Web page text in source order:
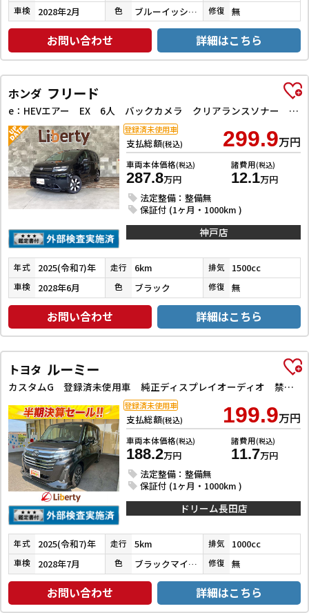
車検 2028年2月 色 ブルーイッシュブラックパール３ 修復 無
お問い合わせ 詳細はこちら
ホンダ フリード
e：HEVエアー EX 6人 バックカメラ クリアランスソナー オートクルーズコントロール レーンアシスト 衝突被害軽減システム 両側電動スライドドア オートライト LEDヘッドランプ 電動格納ミラー シートヒーター
支払総額(税込) 299.9万円
車両本体価格(税込)
287.8万円
諸費用(税込)
12.1万円
法定整備：整備無
保証付 (1ヶ月・1000km )
登録済未使用車
神戸店
年式 2025(令和7)年 走行 6km 排気 1500cc
車検 2028年6月 色 ブラック 修復 無
お問い合わせ 詳細はこちら
トヨタ ルーミー
カスタムG 登録済未使用車 純正ディスプレイオーディオ 禁煙車両 バックセンサー 衝突回避支援 電動ミラー ブルートゥース USBポート スマートキ 衝突安全ボディ フルフラット オートライト LEDライト PS
支払総額(税込) 199.9万円
車両本体価格(税込)
188.2万円
諸費用(税込)
11.7万円
法定整備：整備無
保証付 (1ヶ月・1000km )
登録済未使用車
ドリーム長田店
年式 2025(令和7)年 走行 5km 排気 1000cc
車検 2028年7月 色 ブラックマイカメタリック 修復 無
お問い合わせ 詳細はこちら